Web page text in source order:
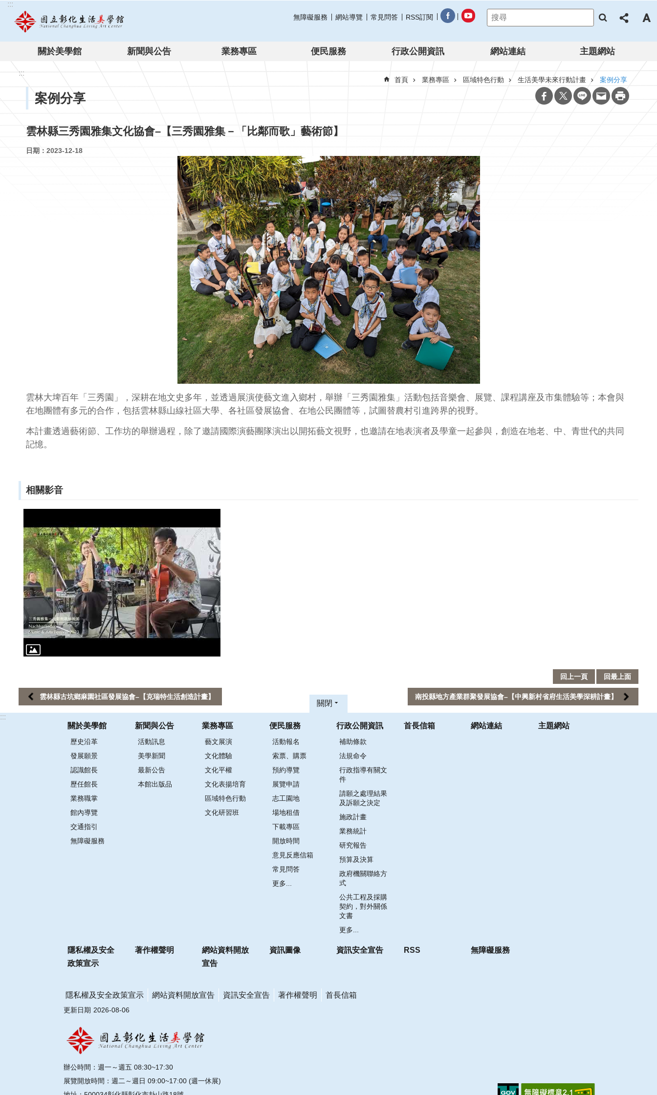
跳到主要內容區塊
:::
無障礙服務 網站導覽 常見問答 RSS訂閱
關於美學館 新聞與公告 業務專區 便民服務 行政公開資訊 網站連結 主題網站
:::
首頁 業務專區 區域特色行動 生活美學未來行動計畫 案例分享
案例分享
雲林縣三秀園雅集文化協會–【三秀園雅集－「比鄰而歌」藝術節】
日期：2023-12-18
雲林大埤百年「三秀園」，深耕在地文史多年，並透過展演使藝文進入鄉村，舉辦「三秀園雅集」活動包括音樂會、展覽、課程講座及市集體驗等；本會與
在地團體有多元的合作，包括雲林縣山線社區大學、各社區發展協會、在地公民團體等，試圖替農村引進跨界的視野。
本計畫透過藝術節、工作坊的舉辦過程，除了邀請國際演藝團隊演出以開拓藝文視野，也邀請在地表演者及學童一起參與，創造在地老、中、青世代的共同
記憶。
相關影音
回上一頁 回最上面
雲林縣古坑鄉麻園社區發展協會–【克瑞特生活創造計畫】 南投縣地方產業群聚發展協會–【中興新村省府生活美學深耕計畫】
關閉
:::
關於美學館
歷史沿革
發展願景
認識館長
歷任館長
業務職掌
館內導覽
交通指引
無障礙服務
新聞與公告
活動訊息
美學新聞
最新公告
本館出版品
業務專區
藝文展演
文化體驗
文化平權
文化表揚培育
區域特色行動
文化研習班
便民服務
活動報名
索票、購票
預約導覽
展覽申請
志工園地
場地租借
下載專區
開放時間
意見反應信箱
常見問答
更多...
行政公開資訊
補助條款
法規命令
行政指導有關文
件
請願之處理結果
及訴願之決定
施政計畫
業務統計
研究報告
預算及決算
政府機關聯絡方
式
公共工程及採購
契約，對外關係
文書
更多...
首長信箱 網站連結 主題網站
隱私權及安全
政策宣示
著作權聲明
網站資料開放
宣告
資訊圖像 資訊安全宣告 RSS 無障礙服務
隱私權及安全政策宣示 網站資料開放宣告 資訊安全宣告 著作權聲明 首長信箱
更新日期 2026-08-06
辦公時間：週一～週五 08:30~17:30
展覽開放時間：週二～週日 09:00~17:00 (週一休展)